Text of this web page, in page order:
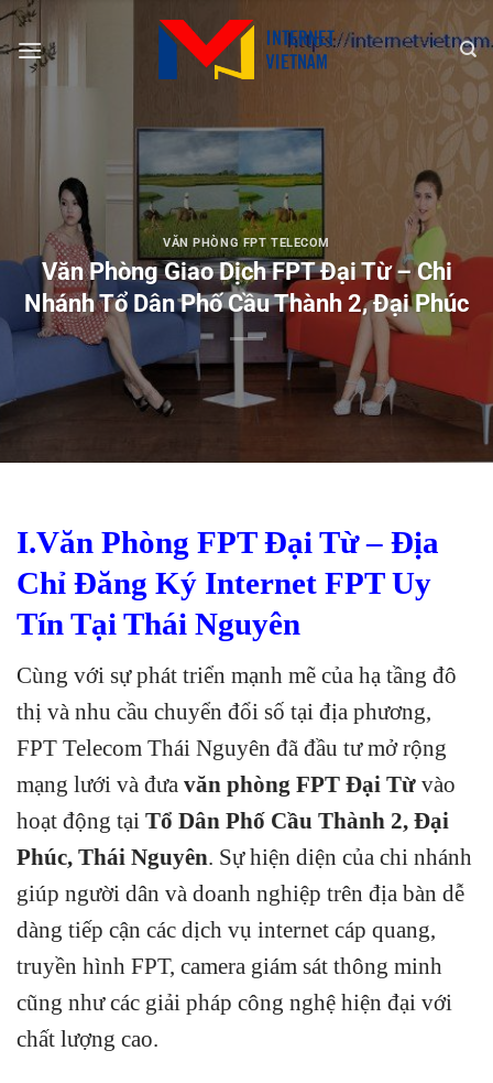
Chuyển
đến
VĂN PHÒNG FPT TELECOM
Văn Phòng Giao Dịch FPT Đại Từ – Chi
Nhánh Tổ Dân Phố Cầu Thành 2, Đại Phúc
I.Văn Phòng FPT Đại Từ – Địa
Chỉ Đăng Ký Internet FPT Uy
Tín Tại Thái Nguyên
Cùng với sự phát triển mạnh mẽ của hạ tầng đô
thị và nhu cầu chuyển đổi số tại địa phương,
FPT Telecom Thái Nguyên đã đầu tư mở rộng
mạng lưới và đưa văn phòng FPT Đại Từ vào
hoạt động tại Tổ Dân Phố Cầu Thành 2, Đại
Phúc, Thái Nguyên. Sự hiện diện của chi nhánh
giúp người dân và doanh nghiệp trên địa bàn dễ
dàng tiếp cận các dịch vụ internet cáp quang,
truyền hình FPT, camera giám sát thông minh
cũng như các giải pháp công nghệ hiện đại với
chất lượng cao.